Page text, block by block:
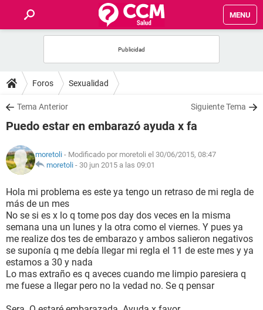
MENU
FOROS
SALUD
NUTRICIÓN
BIENESTAR
SEXUALIDAD
GLOSARIO
Foros Sexualidad
Tema Anterior Siguiente Tema
Puedo estar en embarazó ayuda x fa
moretoli - Modificado por moretoli el 30/06/2015, 08:47
moretoli - 30 jun 2015 a las 09:01
Hola mi problema es este ya tengo un retraso de mi regla de
más de un mes
No se si es x lo q tome pos day dos veces en la misma
semana una un lunes y la otra como el viernes. Y pues ya
me realize dos tes de embarazo y ambos salieron negativos
se suponía q me debía llegar mi regla el 11 de este mes y ya
estamos a 30 y nada
Lo mas extraño es q aveces cuando me limpio paresiera q
me fuese a llegar pero no la vedad no. Se q pensar